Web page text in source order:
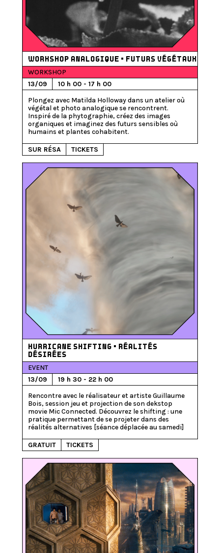
WORKSHOP ANALOGIQUE • FUTURS VÉGÉTAUX
13/09 10 h 00 - 17 h 00
SUR RÉSA
WORKSHOP
Plongez avec Matilda Holloway dans un atelier où
végétal et photo analogique se rencontrent.
Inspiré de la phytographie, créez des images
organiques et imaginez des futurs sensibles où
humains et plantes cohabitent.
TICKETS
HURRICANE SHIFTING • RÉALITÉS
DÉSIRÉES
13/09 19 h 30 - 22 h 00
GRATUIT
EVENT
Rencontre avec le réalisateur et artiste Guillaume
Bois, session jeu et projection de son dekstop
movie Mic Connected. Découvrez le shifting : une
pratique permettant de se projeter dans des
TICKETS